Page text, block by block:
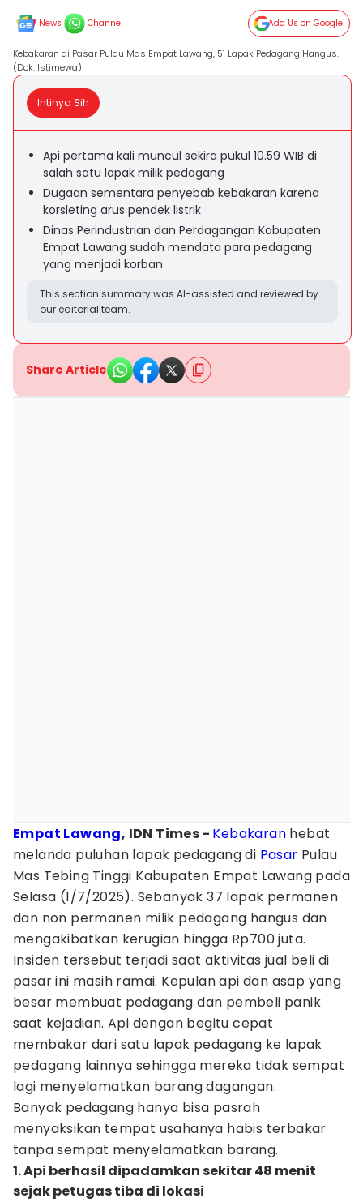
News Channel Add Us on Google
Kebakaran di Pasar Pulau Mas Empat Lawang, 51 Lapak Pedagang Hangus.
(Dok. Istimewa)
Intinya Sih
Api pertama kali muncul sekira pukul 10.59 WIB di
salah satu lapak milik pedagang
Dugaan sementara penyebab kebakaran karena
korsleting arus pendek listrik
Dinas Perindustrian dan Perdagangan Kabupaten
Empat Lawang sudah mendata para pedagang
yang menjadi korban
This section summary was AI-assisted and reviewed by
our editorial team.
Share Article
Empat Lawang, IDN Times - Kebakaran hebat
melanda puluhan lapak pedagang di Pasar Pulau
Mas Tebing Tinggi Kabupaten Empat Lawang pada
Selasa (1/7/2025). Sebanyak 37 lapak permanen
dan non permanen milik pedagang hangus dan
mengakibatkan kerugian hingga Rp700 juta.
Insiden tersebut terjadi saat aktivitas jual beli di
pasar ini masih ramai. Kepulan api dan asap yang
besar membuat pedagang dan pembeli panik
saat kejadian. Api dengan begitu cepat
membakar dari satu lapak pedagang ke lapak
pedagang lainnya sehingga mereka tidak sempat
lagi menyelamatkan barang dagangan.
Banyak pedagang hanya bisa pasrah
menyaksikan tempat usahanya habis terbakar
tanpa sempat menyelamatkan barang.
1. Api berhasil dipadamkan sekitar 48 menit
sejak petugas tiba di lokasi